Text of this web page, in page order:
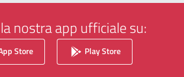
nostra app ufficiale su:
Store Play Store